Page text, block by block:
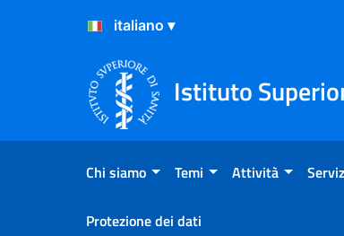
Salta al Contenuto
Salta al Footer
Istituto
Chi siamo Temi Attività
Protezione dei dati